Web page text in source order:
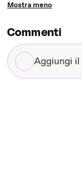
Mostra meno
Commenti
Aggiungi
il